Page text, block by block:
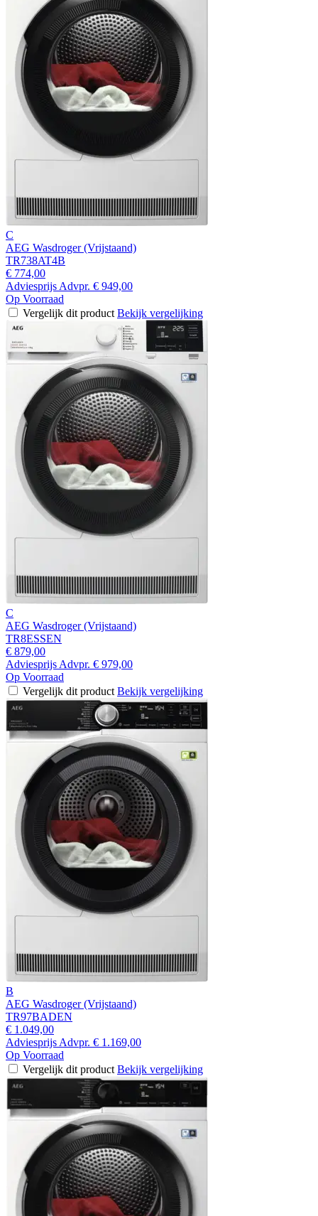
C
AEG Wasdroger (Vrijstaand)
TR738AT4B
€ 774,00
Adviesprijs Advpr. € 949,00
Op Voorraad
Vergelijk dit product Bekijk vergelijking
C
AEG Wasdroger (Vrijstaand)
TR8ESSEN
€ 879,00
Adviesprijs Advpr. € 979,00
Op Voorraad
Vergelijk dit product Bekijk vergelijking
B
AEG Wasdroger (Vrijstaand)
TR97BADEN
€ 1.049,00
Adviesprijs Advpr. € 1.169,00
Op Voorraad
Vergelijk dit product Bekijk vergelijking